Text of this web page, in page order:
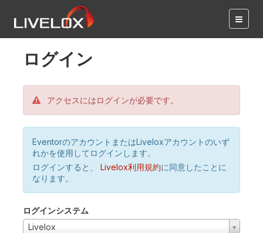
ログイン
アクセスにはログインが必要です。
EventorのアカウントまたはLiveloxアカウントのいず
れかを使用してログインします。
ログインすると、
Livelox利用規約に同意したことに
なります。
ログインシステム
Livelox